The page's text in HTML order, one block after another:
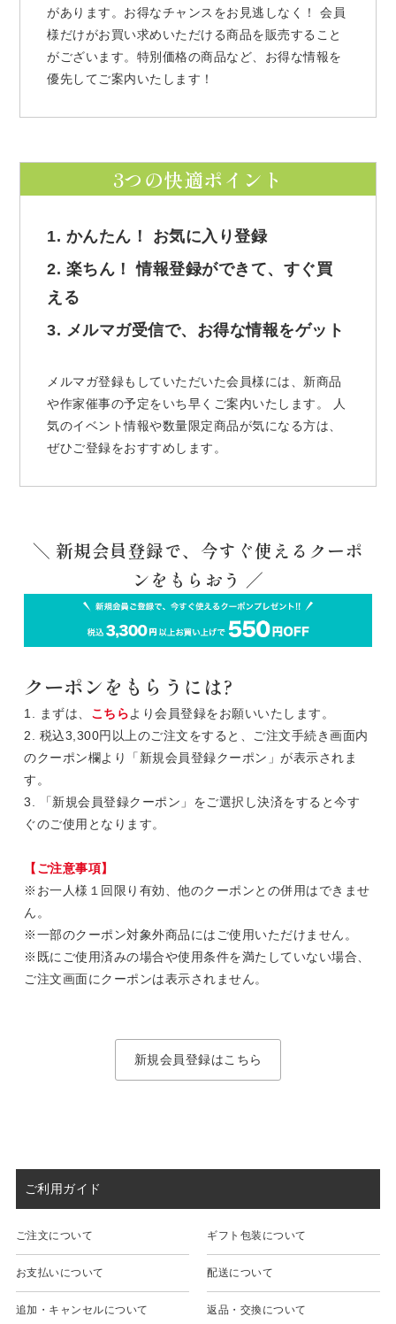
があります。お得なチャンスをお見逃しなく！ 会員
様だけがお買い求めいただける商品を販売すること
がございます。特別価格の商品など、お得な情報を
優先してご案内いたします！
3つの快適ポイント
1. かんたん！ お気に入り登録
2. 楽ちん！ 情報登録ができて、すぐ買
える
3. メルマガ受信で、お得な情報をゲット
メルマガ登録もしていただいた会員様には、新商品
や作家催事の予定をいち早くご案内いたします。 人
気のイベント情報や数量限定商品が気になる方は、
ぜひご登録をおすすめします。
＼ 新規会員登録で、今すぐ使えるクーポ
ンをもらおう ／
クーポンをもらうには?
1. まずは、 こちらより会員登録をお願いいたします。
2. 税込3,300円以上のご注文をすると、ご注文手続き画面内
のクーポン欄より「新規会員登録クーポン」が表示されま
す。
3. 「新規会員登録クーポン」をご選択し決済をすると今す
ぐのご使用となります。
【ご注意事項】
※お一人様１回限り有効、他のクーポンとの併用はできませ
ん。
※一部のクーポン対象外商品にはご使用いただけません。
※既にご使用済みの場合や使用条件を満たしていない場合、
ご注文画面にクーポンは表示されません。
新規会員登録はこちら
ご利用ガイド
ご注文について ギフト包装について
お支払いについて 配送について
追加・キャンセルについて 返品・交換について